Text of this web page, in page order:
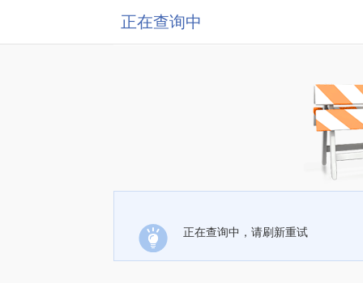
正在查询中
正在查询中，请刷新重试